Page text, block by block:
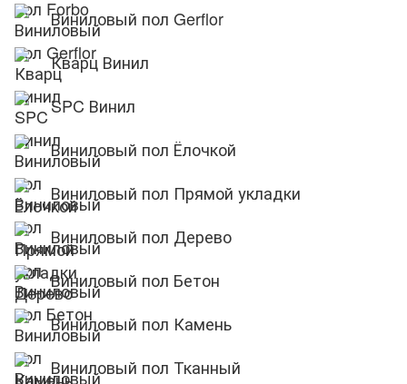
Виниловый пол Gerflor
Кварц Винил
SPC Винил
Виниловый пол Ёлочкой
Виниловый пол Прямой укладки
Виниловый пол Дерево
Виниловый пол Бетон
Виниловый пол Камень
Виниловый пол Тканный